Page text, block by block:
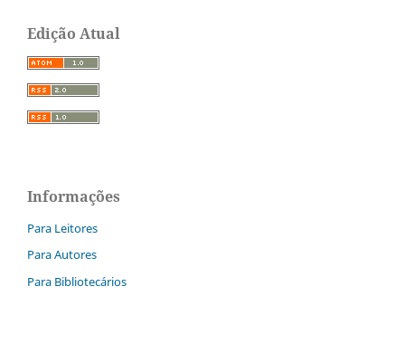
Edição Atual
Informações
Para Leitores
Para Autores
Para Bibliotecários